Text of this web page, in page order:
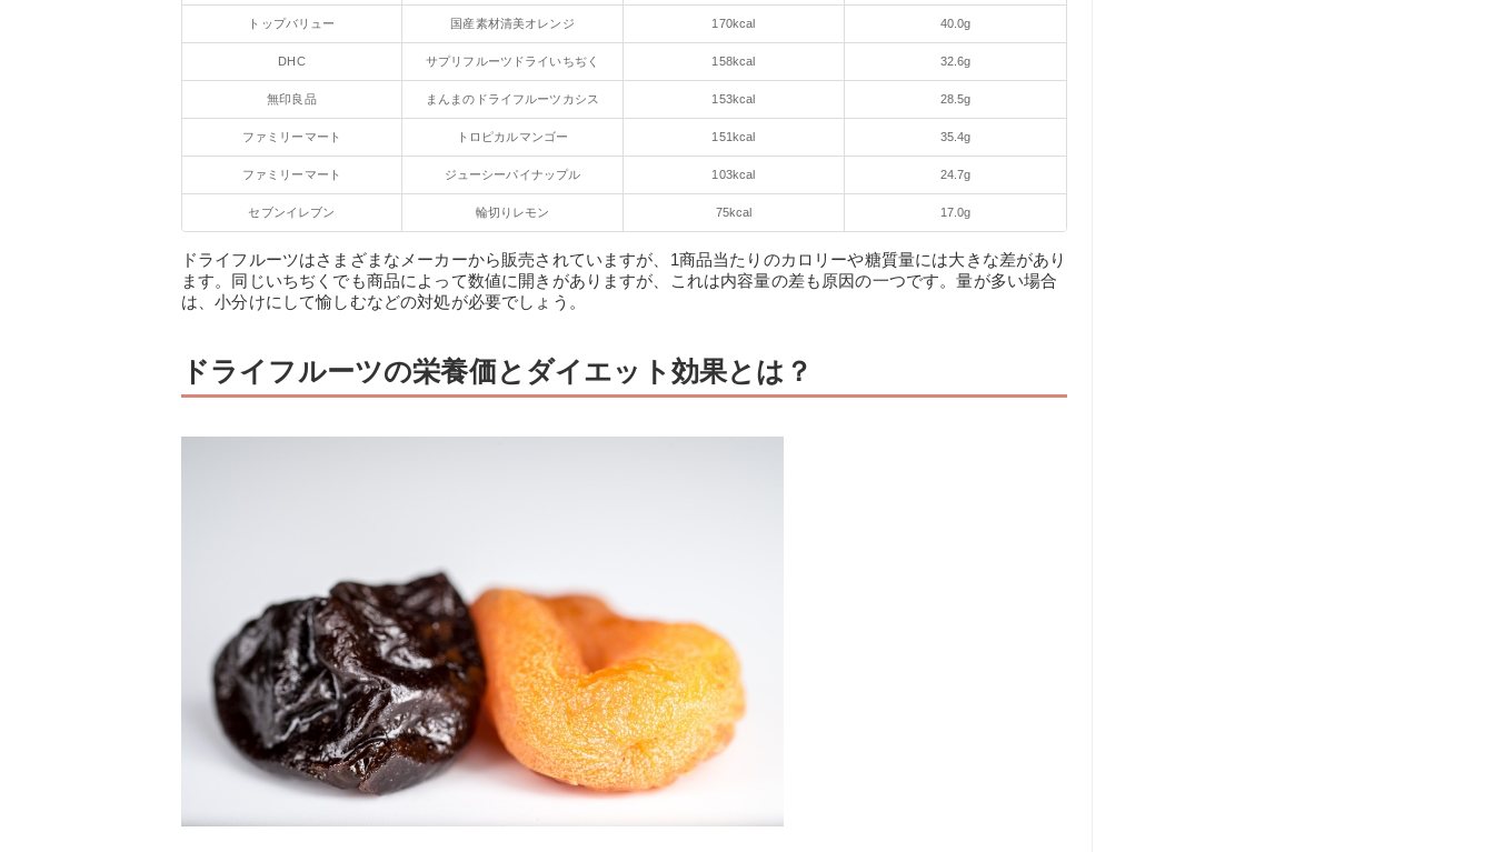
トップバリュー 国産素材清美オレンジ 170kcal 40.0g
DHC サプリフルーツドライいちぢく 158kcal 32.6g
無印良品 まんまのドライフルーツカシス 153kcal 28.5g
ファミリーマート トロピカルマンゴー 151kcal 35.4g
ファミリーマート ジューシーパイナップル 103kcal 24.7g
セブンイレブン 輪切りレモン 75kcal 17.0g
ドライフルーツはさまざまなメーカーから販売されていますが、1商品当たりのカロリーや糖質量には大きな差があり
ます。同じいちぢくでも商品によって数値に開きがありますが、これは内容量の差も原因の一つです。量が多い場合
は、小分けにして愉しむなどの対処が必要でしょう。
ドライフルーツの栄養価とダイエット効果とは？